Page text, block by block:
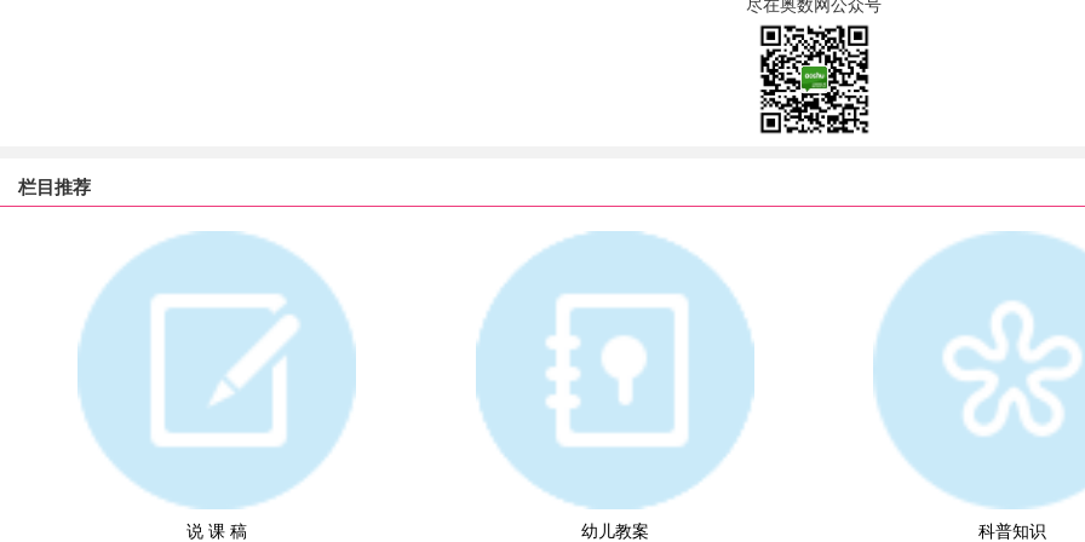
尽在奥数网公众号
栏目推荐
说 课 稿 幼儿教案 科普知识